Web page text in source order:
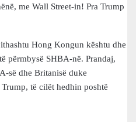
me Wall Street-in! Pra Trump
Hong Kongun kështu dhe
përmbysë SHBA-në. Prandaj,
së dhe Britanisë duke
të cilët hedhin poshtë